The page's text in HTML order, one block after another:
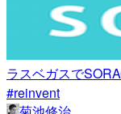
ラスベガスで
#reinvent